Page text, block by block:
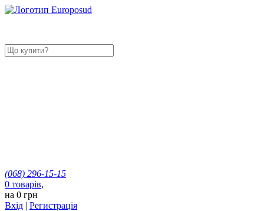
(068) 296-15-15
0 товарів,
на 0 грн
Вхід | Регистрація